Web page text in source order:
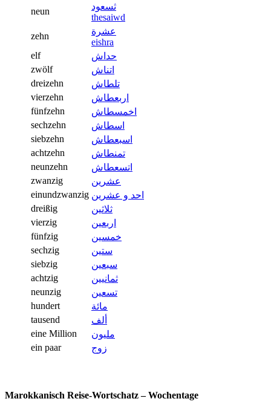
neun
ثسعود
thesaiwd
zehn
عشرة
eishra
elf
حداش
zwölf
اتناش
dreizehn
تلطاش
vierzehn
اربعطاش
fünfzehn
اخمسطاش
sechzehn
اسطاش
siebzehn
اسبعطاش
achtzehn
تمنطاش
neunzehn
اتسعطاش
zwanzig
عشرين
einundzwanzig احد و عشرين
dreißig
ثلاثين
vierzig
اربعين
fünfzig
خمسين
sechzig
ستين
siebzig
سبعين
achtzig
ثمانيين
neunzig
تسعين
hundert
مائة
tausend
ألف
eine Million
مليون
ein paar
زوج
Marokkanisch Reise-Wortschatz – Wochentage